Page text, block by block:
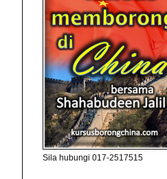
Sila hubungi 017-2517515